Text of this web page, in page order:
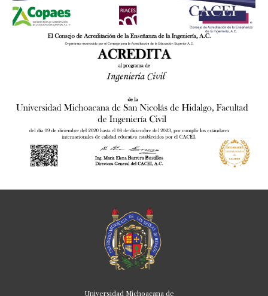
Universidad Michoacana de